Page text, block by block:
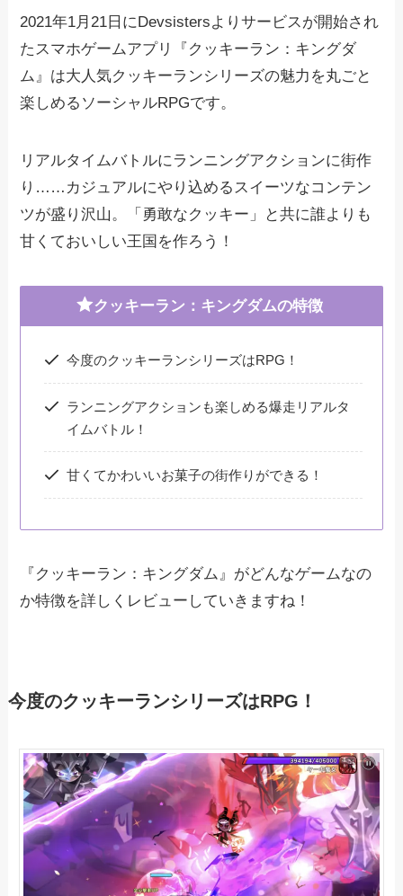
2021年1月21日にDevsistersよりサービスが開始され
たスマホゲームアプリ『クッキーラン：キングダ
ム』は大人気クッキーランシリーズの魅力を丸ごと
楽しめるソーシャルRPGです。
リアルタイムバトルにランニングアクションに街作
り……カジュアルにやり込めるスイーツなコンテン
ツが盛り沢山。「勇敢なクッキー」と共に誰よりも
甘くておいしい王国を作ろう！
クッキーラン：キングダムの特徴
今度のクッキーランシリーズはRPG！
ランニングアクションも楽しめる爆走リアルタ
イムバトル！
甘くてかわいいお菓子の街作りができる！
『クッキーラン：キングダム』がどんなゲームなの
か特徴を詳しくレビューしていきますね！
今度のクッキーランシリーズはRPG！